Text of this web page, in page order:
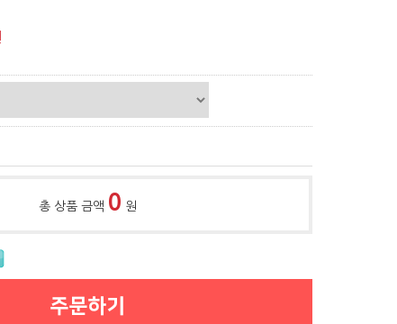
총 상품 금액 0 원